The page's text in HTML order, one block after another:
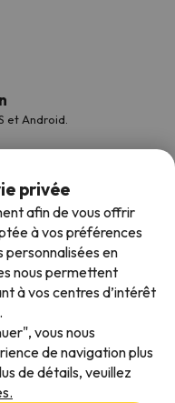
et Android.
privée
afin de vous offrir
à vos préférences
personnalisées en
nous permettent
à vos centres d’intérêt
vous nous
de navigation plus
de détails, veuillez